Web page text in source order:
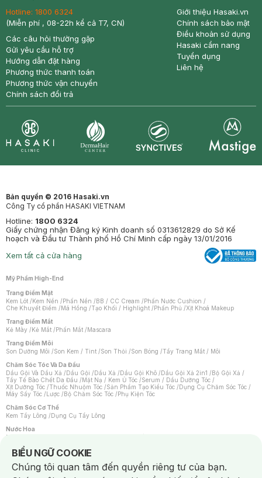
Hotline: 1800 6324
(Miễn phí , 08-22h kể cả T7, CN)
Các câu hỏi thường gặp
Gửi yêu cầu hỗ trợ
Hướng dẫn đặt hàng
Phương thức thanh toán
Phương thức vận chuyển
Chính sách đổi trả
Giới thiệu Hasaki.vn
Chính sách bảo mật
Điều khoản sử dụng
Hasaki cẩm nang
Tuyển dụng
Liên hệ
Bản quyền © 2016 Hasaki.vn
Công Ty cổ phần HASAKI VIETNAM
Hotline: 1800 6324
Giấy chứng nhận Đăng ký Kinh doanh số 0313612829 do Sở Kế
hoạch và Đầu tư Thành phố Hồ Chí Minh cấp ngày 13/01/2016
Xem tất cả cửa hàng
Mỹ Phẩm High-End
Trang Điểm Mặt
Kem Lót /Kem Nền /Phấn Nền /BB / CC Cream /Phấn Nước Cushion /
Che Khuyết Điểm /Má Hồng /Tạo Khối / Highlight /Phấn Phủ /Xịt Khoá Makeup
Trang Điểm Mắt
Kẻ Mày /Kẻ Mắt /Phấn Mắt /Mascara
Trang Điểm Môi
Son Dưỡng Môi /Son Kem / Tint /Son Thỏi /Son Bóng /Tẩy Trang Mắt / Môi
Chăm Sóc Tóc Và Da Đầu
Dầu Gội Và Dầu Xả /Dầu Gội /Dầu Xả /Dầu Gội Khô /Dầu Gội Xả 2in1 /Bộ Gội Xả /
Tẩy Tế Bào Chết Da Đầu /Mặt Nạ / Kem Ủ Tóc /Serum / Dầu Dưỡng Tóc /
Xịt Dưỡng Tóc /Thuốc Nhuộm Tóc /Sản Phẩm Tạo Kiểu Tóc /Dụng Cụ Chăm Sóc Tóc /
Máy Sấy Tóc /Lược /Bộ Chăm Sóc Tóc /Phụ Kiện Tóc
Chăm Sóc Cơ Thể
Kem Tẩy Lông /Dụng Cụ Tẩy Lông
Nước Hoa
Nước Hoa Nữ
Chăm Sóc Cá Nhân
Chống Muỗi /Khẩu Trang /Máy Massage/Mặt Nạ Xông Hơi /Nước Rửa Tay/
Sản Phẩm Chăm Sóc Khác /Bàn Chải Đánh Răng /Bàn Chải Điện/
BIỂU NGỮ COOKIE
Notice about cookies usage
Chúng tôi quan tâm đến quyền riêng tư của bạn.